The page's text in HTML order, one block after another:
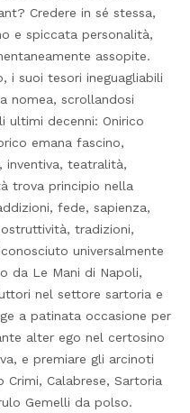
Credere in sé stessa,
e spiccata personalità,
assopite.
i suoi tesori ineguagliabili
nomea, scrollandosi
ultimi decenni: Onirico
emana fascino,
inventiva, teatralità,
trova principio nella
fede, sapienza,
tradizioni,
universalmente
da Le Mani di Napoli,
nel settore sartoria e
a patinata occasione per
alter ego nel certosino
e premiare gli arcinoti
Crimi, Calabrese, Sartoria
Gemelli da polso.